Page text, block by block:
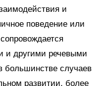
и
поведение или
и другими речевыми
случаев
развитии, более